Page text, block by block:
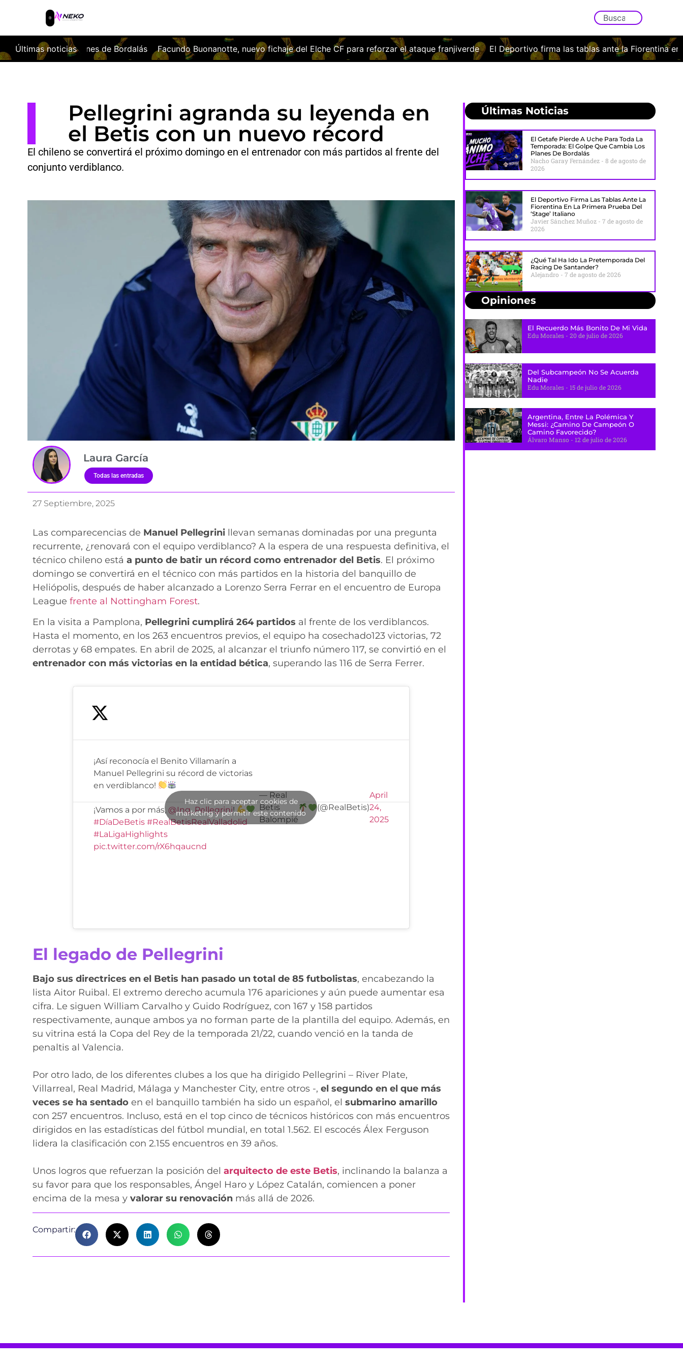
Últimas noticias
Bordalás Facundo Buonanotte, nuevo fichaje del Elche CF para reforzar el ataque franjiverde El Deportivo firma las tablas ante la Fiorentina en la primera prueba del
Pellegrini agranda su leyenda en
el Betis con un nuevo récord
El chileno se convertirá el próximo domingo en el entrenador con más partidos al frente del
conjunto verdiblanco.
Laura García
Todas las entradas
27 Septiembre, 2025
Las comparecencias de Manuel Pellegrinillevan semanas dominadas por una pregunta
recurrente, ¿renovará con el equipo verdiblanco? A la espera de una respuesta definitiva, el
técnico chileno está a punto de batir un récord como entrenador del Betis. El próximo
domingo se convertirá en el técnico con más partidos en la historia del banquillo de
Heliópolis, después de haber alcanzado a Lorenzo Serra Ferrar en el encuentro de Europa
League frente al Nottingham Forest.
En la visita a Pamplona, Pellegrini cumplirá 264 partidos al frente de los verdiblancos.
Hasta el momento, en los 263 encuentros previos, el equipo ha cosechado123 victorias, 72
derrotas y 68 empates. En abril de 2025, al alcanzar el triunfo número 117, se convirtió en el
entrenador con más victorias en la entidad bética, superando las 116 de Serra Ferrer.
¡Así reconocía el Benito Villamarín a
Manuel Pellegrini su récord de victorias
en verdiblanco!
¡Vamos a por más, @Ing_Pellegrini!
#DíaDeBetis #RealBetisRealValladolid
#LaLigaHighlights
pic.twitter.com/rX6hqaucnd
— Real
Betis
Balompié
(@RealBetis)
April
24,
2025
Haz clic para aceptar cookies de
marketing y permitir este contenido
El legado de Pellegrini
Bajo sus directrices en el Betis han pasado un total de 85 futbolistas, encabezando la
lista Aitor Ruibal. El extremo derecho acumula 176 apariciones y aún puede aumentar esa
cifra. Le siguen William Carvalho y Guido Rodríguez, con 167 y 158 partidos
respectivamente, aunque ambos ya no forman parte de la plantilla del equipo. Además, en
su vitrina está la Copa del Rey de la temporada 21/22, cuando venció en la tanda de
penaltis al Valencia.
Por otro lado, de los diferentes clubes a los que ha dirigido Pellegrini – River Plate,
Villarreal, Real Madrid, Málaga y Manchester City, entre otros -, el segundo en el que más
veces se ha sentadoen el banquillo también ha sido un español, el submarino amarillo
con 257 encuentros. Incluso, está en el top cinco de técnicos históricos con más encuentros
dirigidos en las estadísticas del fútbol mundial, en total 1.562. El escocés Álex Ferguson
lidera la clasificación con 2.155 encuentros en 39 años.
Unos logros que refuerzan la posición del arquitecto de este Betis, inclinando la balanza a
su favor para que los responsables, Ángel Haro y López Catalán, comiencen a poner
encima de la mesa y valorar su renovaciónmás allá de 2026.
Compartir:
Últimas Noticias
El Getafe Pierde A Uche Para Toda La
Temporada: El Golpe Que Cambia Los
Planes De Bordalás
Nacho Garay Fernández
8 de agosto de
2026
El Deportivo Firma Las Tablas Ante La
Fiorentina En La Primera Prueba Del
‘stage’ Italiano
Javier Sánchez Muñoz
7 de agosto de
2026
¿Qué Tal Ha Ido La Pretemporada Del
Racing De Santander?
Alejandro 7 de agosto de 2026
Opiniones
El Recuerdo Más Bonito De Mi Vida
Edu Morales
20 de julio de 2026
Del Subcampeón No Se Acuerda
Nadie
Edu Morales
15 de julio de 2026
Argentina, Entre La Polémica Y
Messi: ¿camino De Campeón O
Camino Favorecido?
Álvaro Manso
12 de julio de 2026